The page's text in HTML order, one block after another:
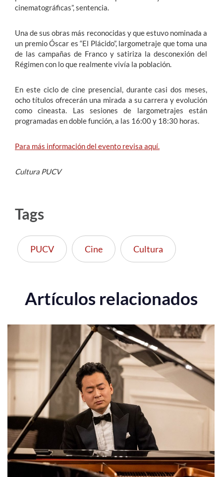
cinematográficas”, sentencia.
Una de sus obras más reconocidas y que estuvo nominada a
un premio Óscar es “El Plácido”, largometraje que toma una
de las campañas de Franco y satiriza la desconexión del
Régimen con lo que realmente vivía la población.
En este ciclo de cine presencial, durante casi dos meses,
ocho títulos ofrecerán una mirada a su carrera y evolución
como cineasta. Las sesiones de largometrajes están
programadas en doble función, a las 16:00 y 18:30 horas.
Para más información del evento revisa aquí.
Cultura PUCV
Tags
PUCV Cine Cultura
Artículos relacionados